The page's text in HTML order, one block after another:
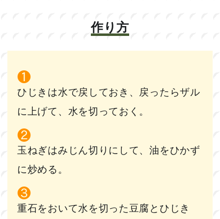
作り方
ひじきは水で戻しておき、戻ったらザル
に上げて、水を切っておく。
玉ねぎはみじん切りにして、油をひかず
に炒める。
重石をおいて水を切った豆腐とひじき